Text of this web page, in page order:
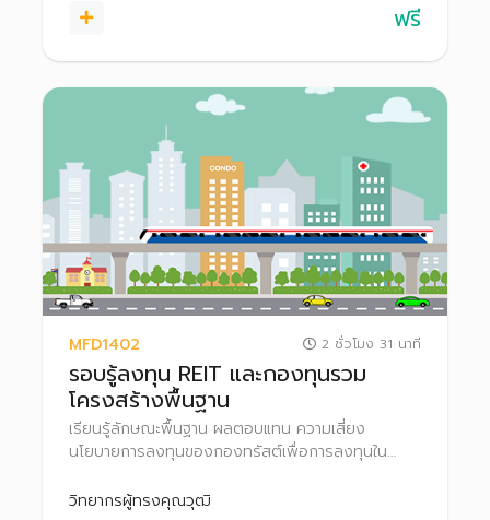
ฟรี
MFD1402 2 ชั่วโมง 31 นาที
รอบรู้ลงทุน REIT และกองทุนรวม
โครงสร้างพื้นฐาน
เรียนรู้ลักษณะพื้นฐาน ผลตอบแทน ความเสี่ยง
นโยบายการลงทุนของกองทรัสต์เพื่อการลงทุนใน
ฐาน (Infrastructure Fund) ตลอดจนวิธีการวิเคราะห์
วิทยากรผู้ทรงคุณวุฒิ